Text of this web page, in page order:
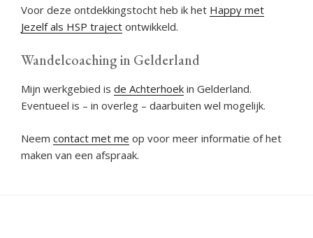
Voor deze ontdekkingstocht heb ik het Happy met
Jezelf als HSP traject ontwikkeld.
Wandelcoaching in Gelderland
Mijn werkgebied is de Achterhoek in Gelderland.
Eventueel is – in overleg – daarbuiten wel mogelijk.
Neem contact met me op voor meer informatie of het
maken van een afspraak.